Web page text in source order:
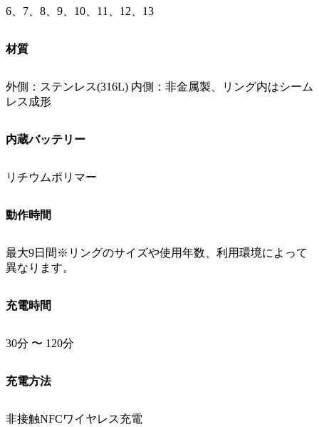
6、7、8、9、10、11、12、13
材質
外側：ステンレス(316L) 内側：非金属製、リング内はシーム
レス成形
内蔵バッテリー
リチウムポリマー
動作時間
最大9日間※リングのサイズや使用年数、利用環境によって
異なります。
充電時間
30分 〜 120分
充電方法
非接触NFCワイヤレス充電